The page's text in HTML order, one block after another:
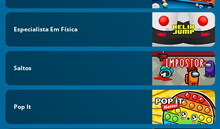
Especialista Em Física
Saltos
Pop It